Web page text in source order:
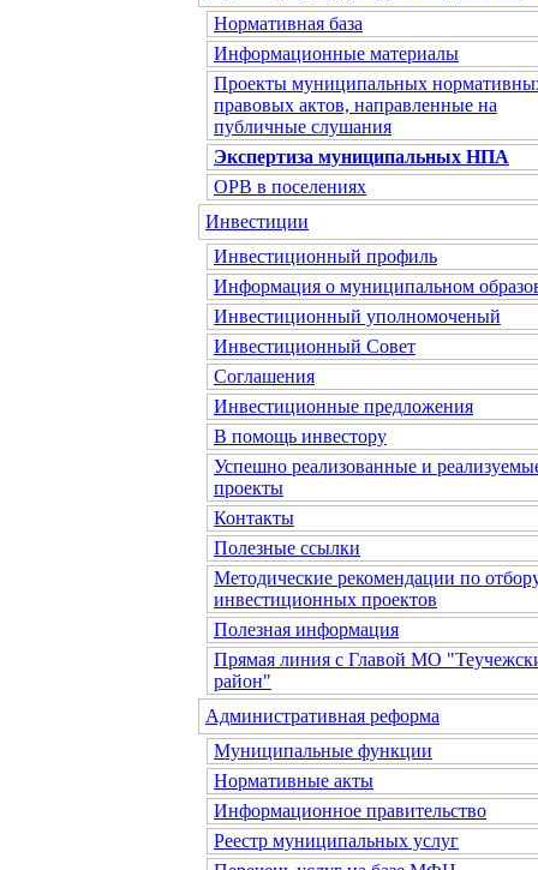
Нормативная база
Информационные материалы
Проекты муниципальных
правовых актов, направленные на
публичные слушания
Экспертиза муниципальных НПА
ОРВ в поселениях
Инвестиции
Инвестиционный профиль
Информация о муниципальном
Инвестиционный уполномоченый
Инвестиционный Совет
Соглашения
Инвестиционные предложения
В помощь инвестору
Успешно реализованные и
проекты
Контакты
Полезные ссылки
Методические рекомендации по
инвестиционных проектов
Полезная информация
Прямая линия с Главой МО
район"
Административная реформа
Муниципальные функции
Нормативные акты
Информационное правительство
Реестр муниципальных услуг